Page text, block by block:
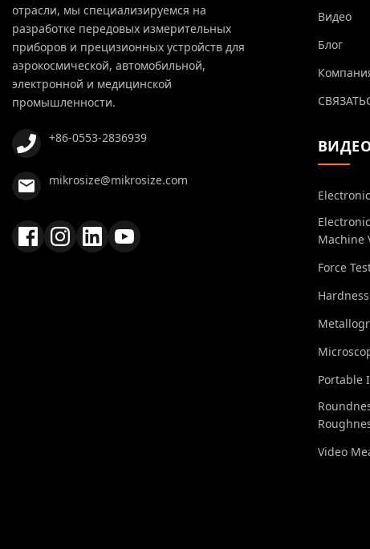
отрасли, мы специализируемся на
разработке передовых измерительных
приборов и прецизионных устройств для
аэрокосмической, автомобильной,
электронной и медицинской
промышленности.
+86-0553-2836939
mikrosize@mikrosize.com
Видео
Блог
Machine
Force
Portable
Video